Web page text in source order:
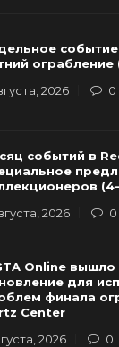
6 провели
179
событие
ограбление
2026
0
событий в
2026
0
Online вышло
для
финала
Center
2026
0